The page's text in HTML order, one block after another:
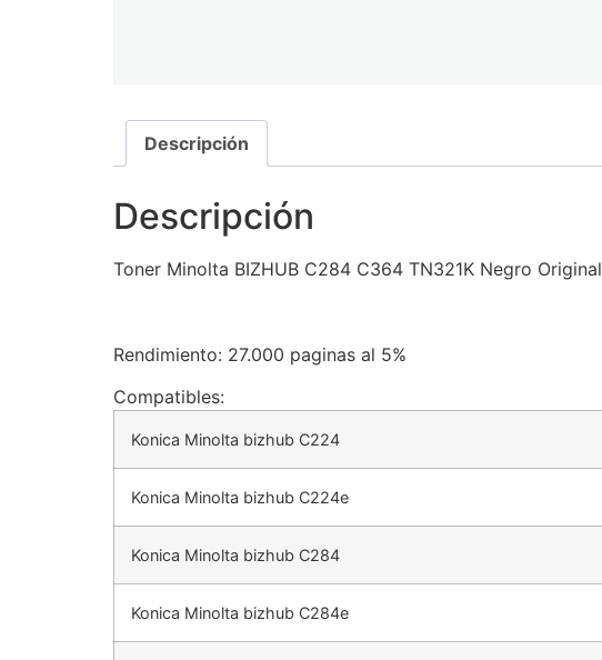
Descripción
Descripción
Toner Minolta BIZHUB C284 C364 TN321K Negro Original
Rendimiento: 27.000 paginas al 5%
Compatibles:
Konica Minolta bizhub C224
Konica Minolta bizhub C224e
Konica Minolta bizhub C284
Konica Minolta bizhub C284e